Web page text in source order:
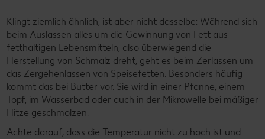
Klingt ziemlich ähnlich, ist aber nicht dasselbe: Während sich
beim Auslassen alles um die Gewinnung von Fett aus
fetthaltigen Lebensmitteln, also überwiegend die
Herstellung von Schmalz dreht, geht es beim Zerlassen um
das Zergehenlassen von Speisefetten. Besonders häufig
kommt das bei Butter vor. Sie wird in einer Pfanne, einem
Topf, im Wasserbad oder auch in der Mikrowelle bei mäßiger
Hitze geschmolzen.
Achte darauf, dass die Temperatur nicht zu hoch ist und